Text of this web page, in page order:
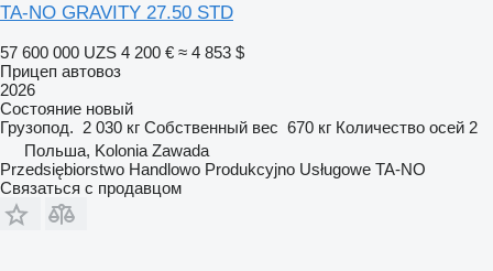
TA-NO GRAVITY 27.50 STD
57 600 000 UZS 4 200 € ≈ 4 853 $
Прицеп автовоз
2026
Состояние новый
Грузопод. 2 030 кг Собственный вес 670 кг Количество осей 2
Польша, Kolonia Zawada
Przedsiębiorstwo Handlowo Produkcyjno Usługowe TA-NO
Связаться с продавцом